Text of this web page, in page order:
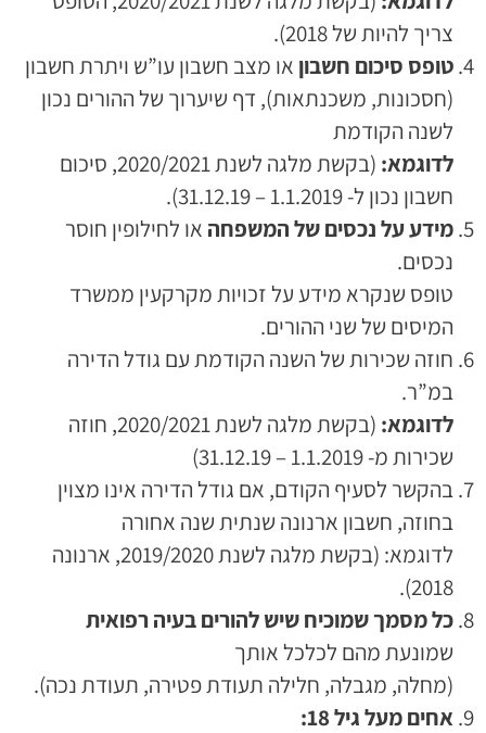
צריך להיות של 2018).
טופס סיכום חשבון או מצב חשבון עו”ש ויתרת חשבון
(חסכונות, משכנתאות), דף שיערוך של ההורים נכון
לשנה הקודמת
לדוגמא:
(בקשת מלגה לשנת 2020/2021, סיכום
חשבון נכון ל- 1.1.2019 – 31.12.19).
מידע על נכסים של המשפחה או לחילופין חוסר
נכסים.
טופס שנקרא מידע על זכויות מקרקעין ממשרד
המיסים של שני ההורים.
חוזה שכירות של השנה הקודמת עם גודל הדירה
במ”ר.
לדוגמא:
(בקשת מלגה לשנת 2020/2021, חוזה
שכירות מ- 1.1.2019 – 31.12.19)
בהקשר לסעיף הקודם, אם גודל הדירה אינו מצוין
בחוזה, חשבון ארנונה שנתית שנה אחורה
לדוגמא: (בקשת מלגה לשנת 2019/2020, ארנונה
2018).
כל מסמך שמוכיח שיש להורים בעיה רפואית
שמונעת מהם לכלכל אותך
(מחלה, מגבלה, חלילה תעודת פטירה, תעודת נכה).
אחים מעל גיל 18: